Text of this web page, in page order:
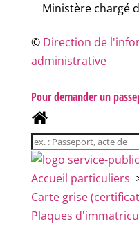
Ministère chargé
© Direction de
administrative
Pour demander un
Accueil particuliers
Carte grise
Plaques